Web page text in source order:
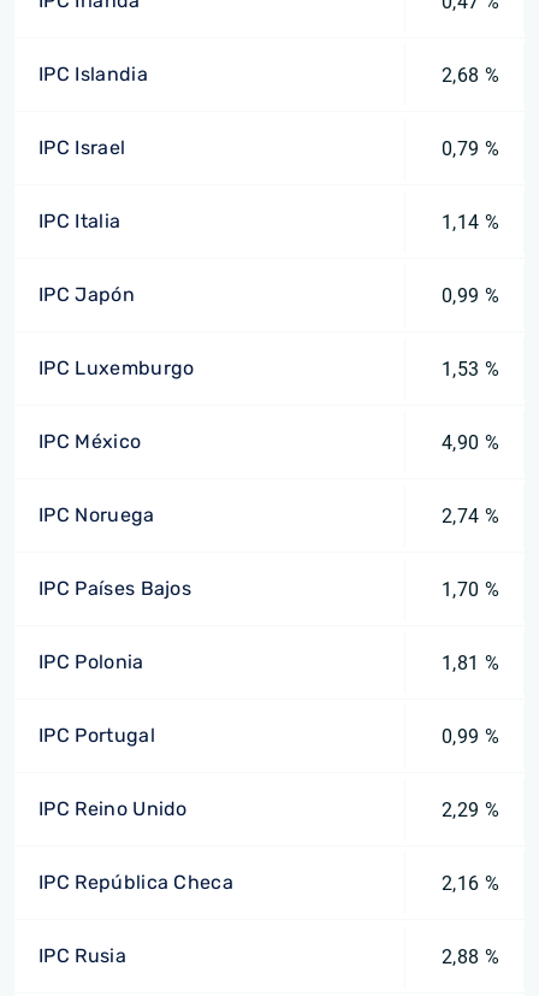
IPC Islandia 2,68 %
IPC Israel 0,79 %
IPC Italia 1,14 %
IPC Japón 0,99 %
IPC Luxemburgo 1,53 %
IPC México 4,90 %
IPC Noruega 2,74 %
IPC Países Bajos 1,70 %
IPC Polonia 1,81 %
IPC Portugal 0,99 %
IPC Reino Unido 2,29 %
IPC República Checa 2,16 %
IPC Rusia 2,88 %